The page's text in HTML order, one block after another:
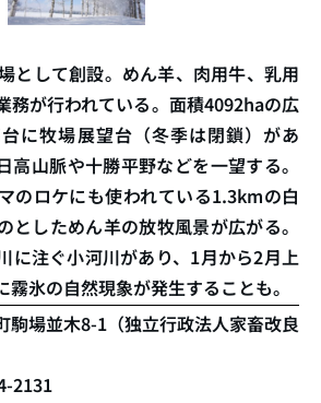
として創設。めん羊、肉用牛、乳用
務が行われている。面積4092haの広
に牧場展望台（冬季は閉鎖）があ
高山脈や十勝平野などを一望する。
のロケにも使われている1.3kmの白
としためん羊の放牧風景が広がる。
に注ぐ小河川があり、1月から2月上
氷の自然現象が発生することも。
駒場並木8-1（独立行政法人家畜改良
2131